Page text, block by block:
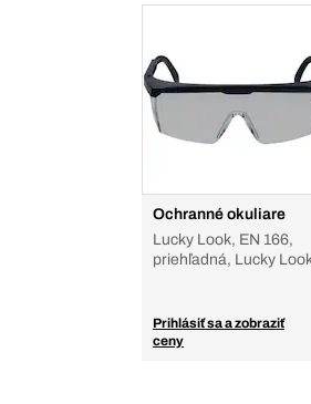
Ochranné okuliare
Lucky Look, EN 166,
priehľadná, Lucky
Prihlásiť sa a zobraziť
ceny